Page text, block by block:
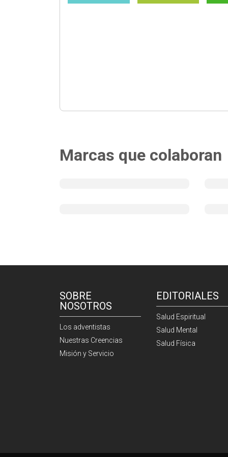
Marcas que colaboran
SOBRE
NOSOTROS
Los adventistas
Nuestras Creencias
Misión y Servicio
EDITORIALES
Salud Espiritual
Salud Mental
Salud Física